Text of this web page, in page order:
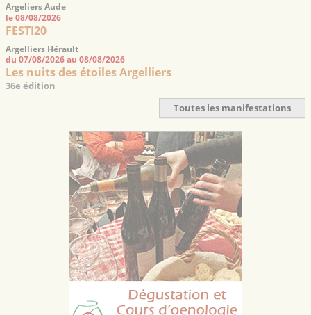
Argeliers Aude
le 08/08/2026
FESTI20
Argelliers Hérault
du 07/08/2026 au 08/08/2026
Les nuits des étoiles Argelliers
36e édition
Toutes les manifestations